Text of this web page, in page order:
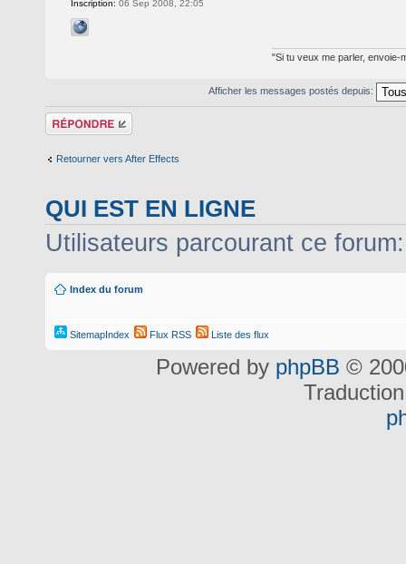
Inscription: 06 Sep 2008, 22:05
"Si tu veux me parler, envoie-
Afficher les messages postés depuis:
Répondre
Retourner vers After Effects
QUI EST EN LIGNE
Utilisateurs parcourant ce
Index du forum
SitemapIndex Flux RSS Liste des flux
Powered by phpBB ©